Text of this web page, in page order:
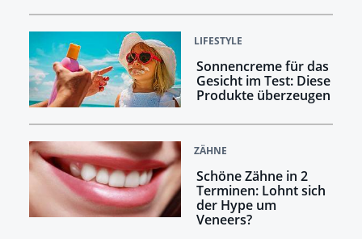
LIFESTYLE
Sonnencreme für das
Gesicht im Test: Diese
Produkte überzeugen
ZÄHNE
Schöne Zähne in 2
Terminen: Lohnt sich
der Hype um
Veneers?